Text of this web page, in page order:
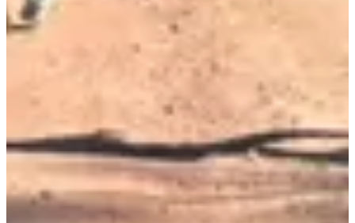
Dates d'inscription
Pas encore communiquées
Plus d'info
Date à confirmer